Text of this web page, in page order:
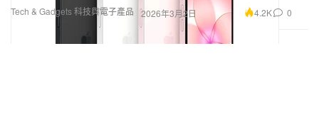
Tech & Gadgets 科技與電子產品 2026年3月2日 4.2K 0